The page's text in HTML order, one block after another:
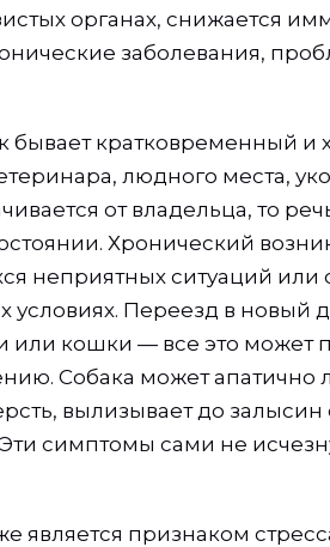
органах, снижается
заболевания,
бывает кратковременный
людного места,
от владельца, то
Хронический
неприятных ситуаций или
условиях. Переезд в новый
или кошки — все это может
Собака может апатично
вылизывает до залысин
симптомы сами не
является признаком